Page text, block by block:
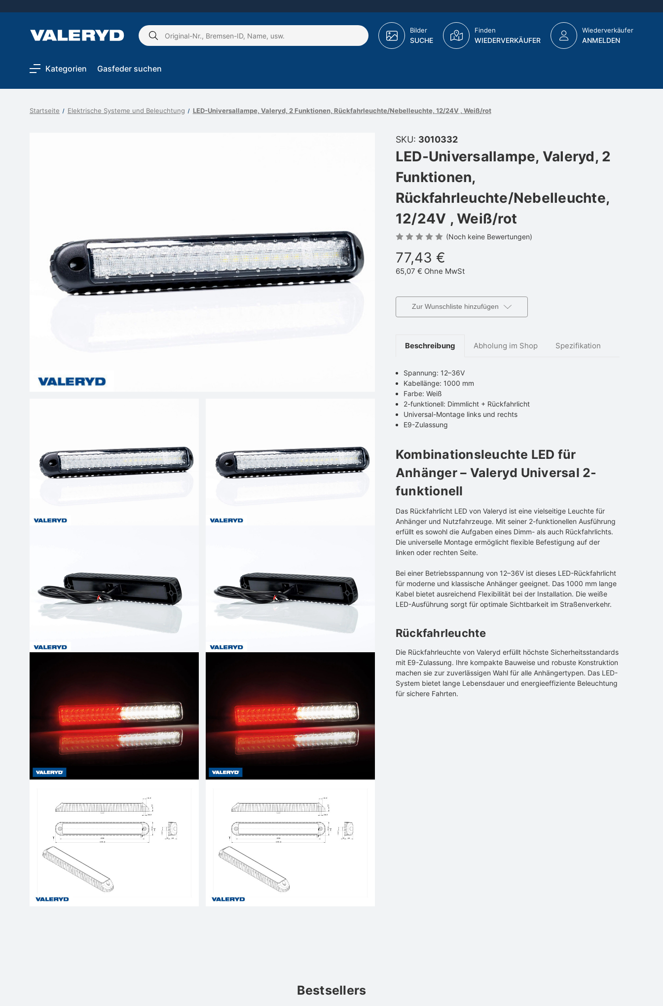
Schlagwort
Bilder
SUCHE
Finden
WIEDERVERKÄUFER
Wiederverkäufer
ANMELDEN
Kategorien Gasfeder suchen
Startseite Elektrische Systeme und Beleuchtung LED-Universallampe, Valeryd, 2 Funktionen, Rückfahrleuchte/Nebelleuchte, 12/24V , Weiß/rot
SKU: 3010332
LED-Universallampe, Valeryd, 2
Funktionen,
Rückfahrleuchte/Nebelleuchte,
12/24V , Weiß/rot
(Noch keine Bewertungen)
77,43 €
65,07 € Ohne MwSt
Zur Wunschliste hinzufügen
Beschreibung Abholung im Shop Spezifikation
Spannung: 12–36V
Kabellänge: 1000 mm
Farbe: Weiß
2-funktionell: Dimmlicht + Rückfahrlicht
Universal-Montage links und rechts
E9-Zulassung
Kombinationsleuchte LED für
Anhänger – Valeryd Universal 2-
funktionell
Das Rückfahrlicht LED von Valeryd ist eine vielseitige Leuchte für
Anhänger und Nutzfahrzeuge. Mit seiner 2-funktionellen Ausführung
erfüllt es sowohl die Aufgaben eines Dimm- als auch Rückfahrlichts.
Die universelle Montage ermöglicht flexible Befestigung auf der
linken oder rechten Seite.
Bei einer Betriebsspannung von 12–36V ist dieses LED-Rückfahrlicht
für moderne und klassische Anhänger geeignet. Das 1000 mm lange
Kabel bietet ausreichend Flexibilität bei der Installation. Die weiße
LED-Ausführung sorgt für optimale Sichtbarkeit im Straßenverkehr.
Rückfahrleuchte
Die Rückfahrleuchte von Valeryd erfüllt höchste Sicherheitsstandards
mit E9-Zulassung. Ihre kompakte Bauweise und robuste Konstruktion
machen sie zur zuverlässigen Wahl für alle Anhängertypen. Das LED-
System bietet lange Lebensdauer und energieeffiziente Beleuchtung
für sichere Fahrten.
Bestsellers